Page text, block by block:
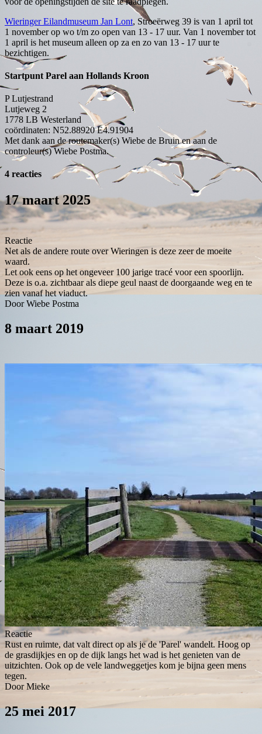
Wieringer Eilandmuseum Jan Lont, Stroeërweg 39 is van 1 april tot
1 november op wo t/m zo open van 13 - 17 uur. Van 1 november tot
1 april is het museum alleen op za en zo van 13 - 17 uur te
bezichtigen.
Startpunt Parel aan Hollands Kroon
P Lutjestrand
Lutjeweg 2
1778 LB Westerland
coördinaten: N52.88920 E4.91904
Met dank aan de routemaker(s) Wiebe de Bruin en aan de
controleur(s) Wiebe Postma.
4 reacties
17 maart 2025
Reactie
Net als de andere route over Wieringen is deze zeer de moeite
waard.
Let ook eens op het ongeveer 100 jarige tracé voor een spoorlijn.
Deze is o.a. zichtbaar als diepe geul naast de doorgaande weg en te
zien vanaf het viaduct.
Door Wiebe Postma
8 maart 2019
Reactie
Rust en ruimte, dat valt direct op als je de 'Parel' wandelt. Hoog op
de grasdijkjes en op de dijk langs het wad is het genieten van de
uitzichten. Ook op de vele landweggetjes kom je bijna geen mens
tegen.
Door Mieke
25 mei 2017